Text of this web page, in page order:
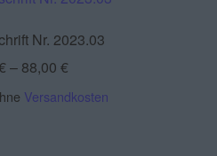
Nr. 2023.03
– 88,00 €
Versandkosten